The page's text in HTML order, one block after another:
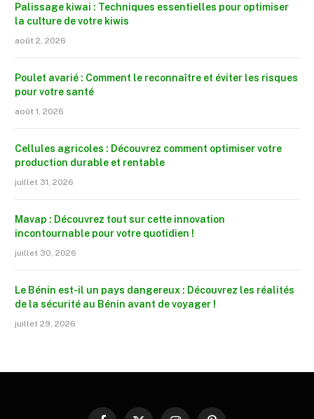
Palissage kiwai : Techniques essentielles pour optimiser
la culture de votre kiwis
août 2, 2026
Poulet avarié : Comment le reconnaître et éviter les risques
pour votre santé
août 1, 2026
Cellules agricoles : Découvrez comment optimiser votre
production durable et rentable
juillet 31, 2026
Mavap : Découvrez tout sur cette innovation
incontournable pour votre quotidien !
juillet 30, 2026
Le Bénin est-il un pays dangereux : Découvrez les réalités
de la sécurité au Bénin avant de voyager !
juillet 29, 2026